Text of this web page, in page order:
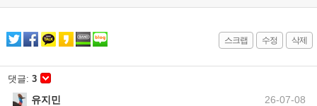
스크랩 수정 삭제
댓글: 3
유지민
26-07-08